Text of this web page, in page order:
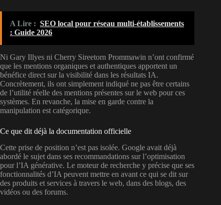
A Lire : SEO local pour réseau multi-établissements
: Guide 2026
Ni Gary Illyes ni Cherry Sireetorn Prommawin n’ont confirmé
que les mentions organiques et authentiques apportent un
bénéfice direct sur la visibilité dans les résultats IA.
Concrètement, ils ont simplement indiqué ne pas être certains
de l’utilité réelle des mentions présentes sur le web pour ces
systèmes. En revanche, la mise en garde contre la
manipulation est catégorique.
Ce que dit déjà la documentation officielle
Cette prise de position n’est pas isolée. Google avait déjà
abordé le sujet dans ses recommandations sur l’optimisation
pour l’IA générative. Le moteur de recherche y précise que ses
fonctionnalités d’IA peuvent mettre en avant ce qui se dit sur
des produits et services à travers le web, dans des blogs, des
vidéos ou des forums.